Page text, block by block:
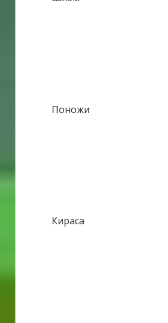
Поножи
Кираса